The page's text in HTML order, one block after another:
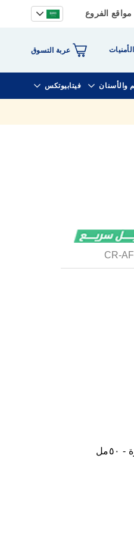
مواقع الفروع
عربة التسوق
والأسنان فيتابيوتكس
CR-